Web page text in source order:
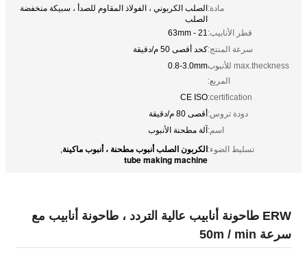
مادة:الصلب الكربوني ، الفولاذ المقاوم للصدأ ، سبيكة منخفضة
الصلب
قطر الأنابيب:21 - 63mm
سرعة المنتج:كحد أقصى 50 م/دقيقة
max.theckness للأنبوب
المربع:
0.8-3.0mm
certification:
CE ISO
دودة تروس:أقصى 80 م/دقيقة
اسم:آلة مطحنة الأنبوب
تسليط الضوء:الكربون الصلب أنبوب مطحنة ، أنبوب ماكينة,
tube making machine
ERW طاحونة أنابيب عالية التردد ، طاحونة أنابيب مع
سرعة 50m / min